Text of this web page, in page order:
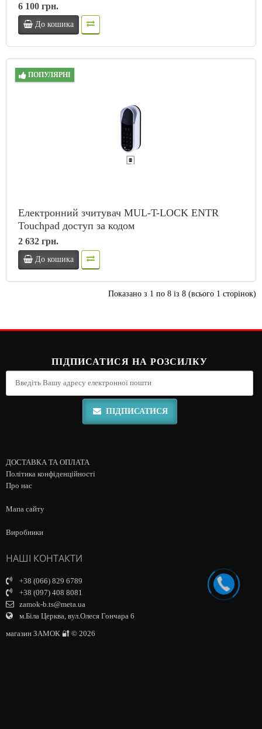
6 100 грн.
До кошика
ПОПУЛЯРНІ
Електронний зчитувач MUL-T-LOCK ENTR
Touchpad доступ за кодом
2 632 грн.
До кошика
Показано з 1 по 8 із 8 (всього 1 сторінок)
ПІДПИСАТИСЯ НА РОЗСИЛКУ
ПІДПИСАТИСЯ
ДОСТАВКА ТА ОПЛАТА
Політика конфіденційності
Про нас
Мапа сайту
Виробники
НАШІ КОНТАКТИ
+38 (066) 829 6789
+38 (097) 408 8081
zamok-b.ts@meta.ua
м.Біла Церква, вул.Олеся Гончара 6
магазин ЗАМОК 🔐 © 2026